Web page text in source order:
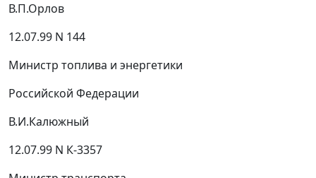
В.П.Орлов
12.07.99 N 144
Министр топлива и энергетики
Российской Федерации
В.И.Калюжный
12.07.99 N К-3357